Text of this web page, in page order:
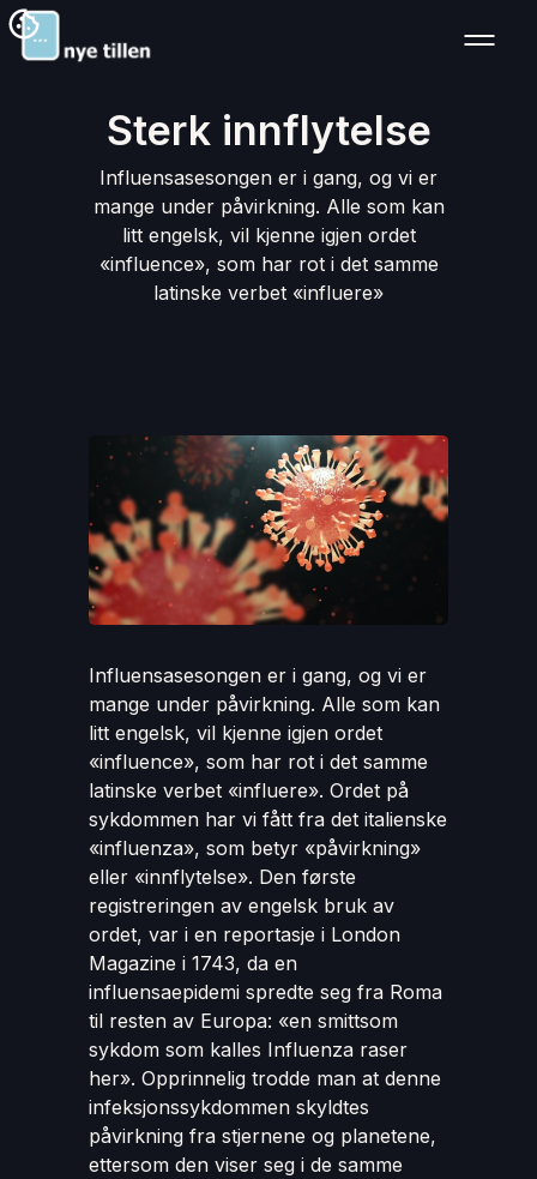
Sterk innflytelse
Influensasesongen er i gang, og vi er
mange under påvirkning. Alle som kan
litt engelsk, vil kjenne igjen ordet
«influence», som har rot i det samme
latinske verbet «influere»
Influensasesongen er i gang, og vi er
mange under påvirkning. Alle som kan
litt engelsk, vil kjenne igjen ordet
«influence», som har rot i det samme
latinske verbet «influere». Ordet på
sykdommen har vi fått fra det italienske
«influenza», som betyr «påvirkning»
eller «innflytelse». Den første
registreringen av engelsk bruk av
ordet, var i en reportasje i London
Magazine i 1743, da en
influensaepidemi spredte seg fra Roma
til resten av Europa: «en smittsom
sykdom som kalles Influenza raser
her». Opprinnelig trodde man at denne
infeksjonssykdommen skyldtes
påvirkning fra stjernene og planetene,
ettersom den viser seg i de samme